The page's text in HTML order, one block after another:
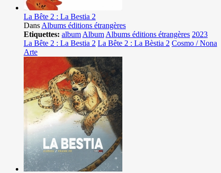
La Bête 2 : La Bestia 2
DansAlbums éditions étrangères
Etiquettes: albumAlbumAlbums éditions étrangères 2023
La Bête 2 : La Bestia 2 La Bête 2 : La Bèstia 2 Cosmo / Nona
Arte